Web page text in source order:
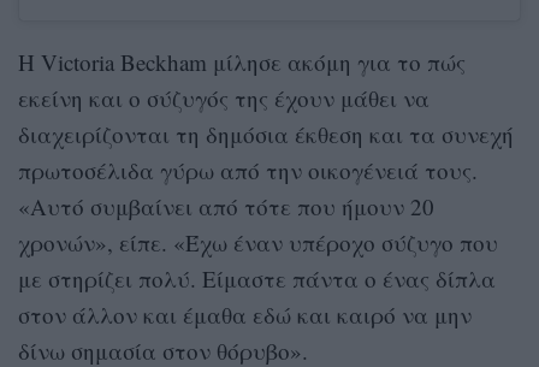
Η Victoria Beckham μίλησε ακόμη για το πώς
εκείνη και ο σύζυγός της έχουν μάθει να
διαχειρίζονται τη δημόσια έκθεση και τα συνεχή
πρωτοσέλιδα γύρω από την οικογένειά τους.
«Αυτό συμβαίνει από τότε που ήμουν 20
χρονών», είπε. «Έχω έναν υπέροχο σύζυγο που
με στηρίζει πολύ. Είμαστε πάντα ο ένας δίπλα
στον άλλον και έμαθα εδώ και καιρό να μην
δίνω σημασία στον θόρυβο».